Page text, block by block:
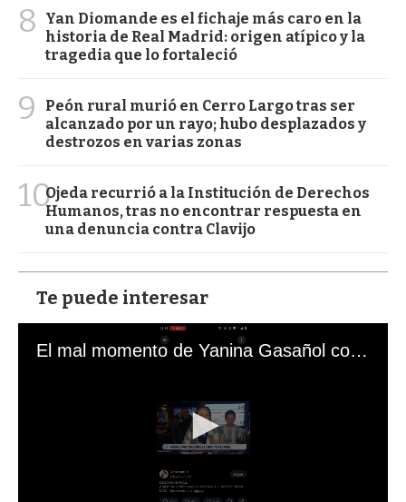
8
Yan Diomande es el fichaje más caro en la
historia de Real Madrid: origen atípico y la
tragedia que lo fortaleció
9
Peón rural murió en Cerro Largo tras ser
alcanzado por un rayo; hubo desplazados y
destrozos en varias zonas
10Ojeda recurrió a la Institución de Derechos
Humanos, tras no encontrar respuesta en
una denuncia contra Clavijo
Te puede interesar
El mal momento de Yanina Gasañol con un hincha argentino en "Subrayado"